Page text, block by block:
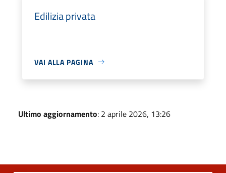
Edilizia privata
VAI ALLA PAGINA
Ultimo aggiornamento: 2 aprile 2026, 13:26